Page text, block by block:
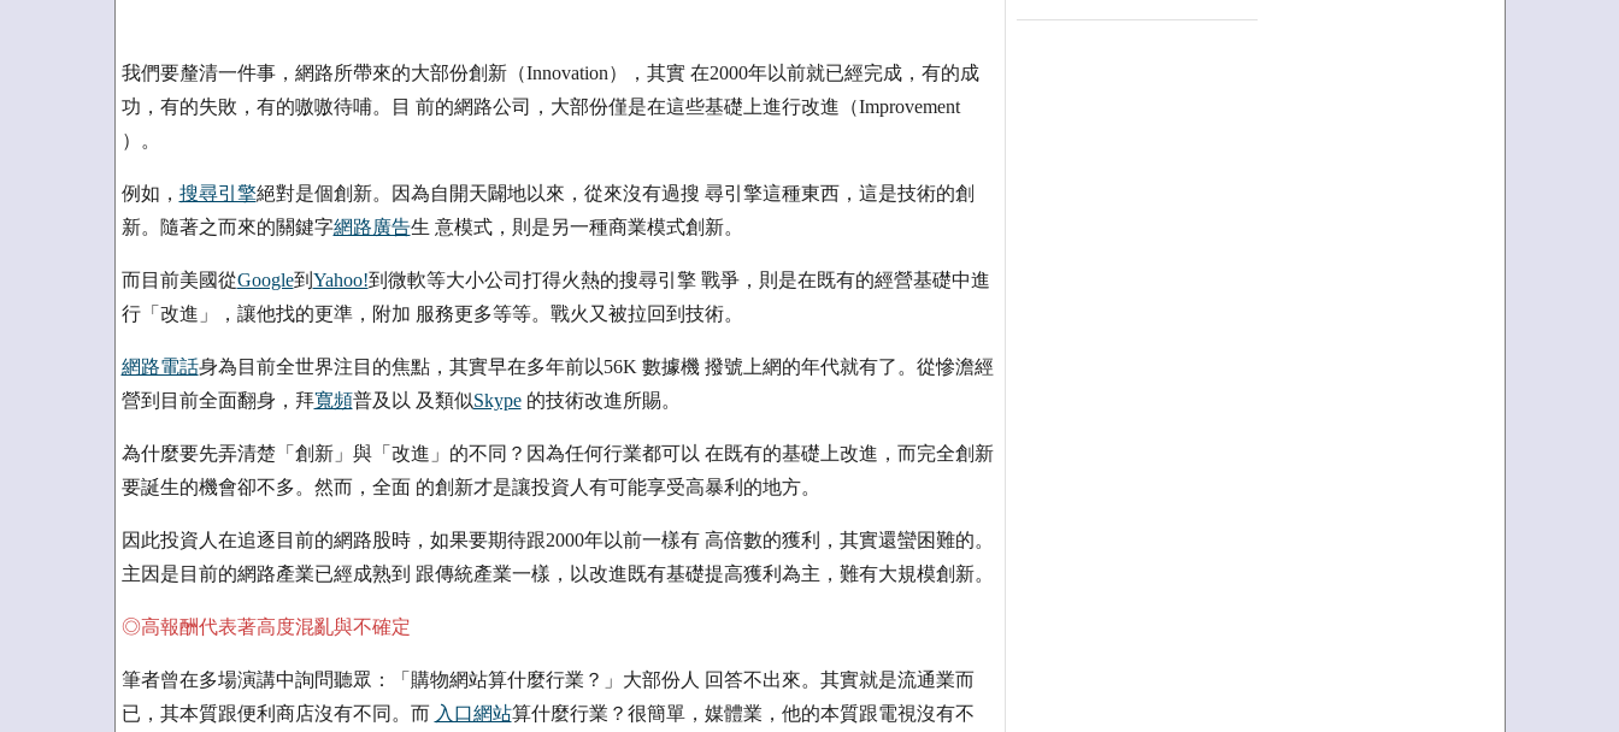
我們要釐清一件事，網路所帶來的大部份創新（Innovation），其實 在2000年以前就已經完成，有的成
功，有的失敗，有的嗷嗷待哺。目 前的網路公司，大部份僅是在這些基礎上進行改進（Improvement
）。
例如， 搜尋引擎絕對是個創新。因為自開天闢地以來，從來沒有過搜 尋引擎這種東西，這是技術的創
新。隨著之而來的關鍵字網路廣告生 意模式，則是另一種商業模式創新。
而目前美國從Google到 Yahoo!到微軟等大小公司打得火熱的搜尋引擎 戰爭，則是在既有的經營基礎中進
行「改進」，讓他找的更準，附加 服務更多等等。戰火又被拉回到技術。
網路電話身為目前全世界注目的焦點，其實早在多年前以56K 數據機 撥號上網的年代就有了。從慘澹經
營到目前全面翻身，拜寬頻普及以 及類似Skype的技術改進所賜。
為什麼要先弄清楚「創新」與「改進」的不同？因為任何行業都可以 在既有的基礎上改進，而完全創新
要誕生的機會卻不多。然而，全面 的創新才是讓投資人有可能享受高暴利的地方。
因此投資人在追逐目前的網路股時，如果要期待跟2000年以前一樣有 高倍數的獲利，其實還蠻困難的。
主因是目前的網路產業已經成熟到 跟傳統產業一樣，以改進既有基礎提高獲利為主，難有大規模創新。
◎高報酬代表著高度混亂與不確定
筆者曾在多場演講中詢問聽眾：「購物網站算什麼行業？」大部份人 回答不出來。其實就是流通業而
已，其本質跟便利商店沒有不同。而 入口網站算什麼行業？很簡單，媒體業，他的本質跟電視沒有不